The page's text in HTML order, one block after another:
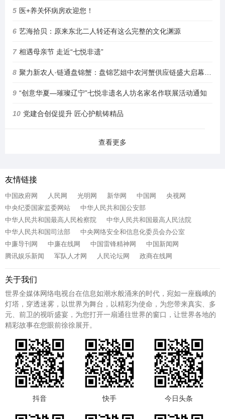
5 医+养关怀病房欢迎您！
6 艺海拾贝：原来东北二人转还有这么完整的文化渊源
7 相遇母亲节 走近“七悦非遗”
8 聚力新农人·链通盘锦蟹：盘锦艺姐中农河蟹供应链盛大启幕，绘就乡村振兴新图景
9 “创意华夏—璀璨辽宁”七悦非遗名人坊名家名作联展活动通知
10 党建合创促提升 匠心护航铸精品
查看更多
友情链接
中国政府网 人民网 光明网 新华网 中国网
央视网
中央纪委国家监委网站
中华人民共和国公安部
中华人民共和国最高人民检察院
中华人民共和国最高人民法院
中华人民共和国司法部
中央网络安全和信息化委员会办公室
中廉导刊网
中廉在线网 中国雷锋精神网
中国新闻网
腾讯娱乐新闻
军队人才网 人民论坛网 政商在线网
关于我们
世界全媒体网络电视台在信息如潮水般涌来的时代，宛如一座巍峨的
灯塔，穿透迷雾，以世界为舞台，以精彩为使命，为您带来真实、多
元、前卫的视听盛宴，为您打开一扇通往世界的窗口，让世界各地的
精彩故事在您眼前徐徐展开。
抖音 快手 今日头条